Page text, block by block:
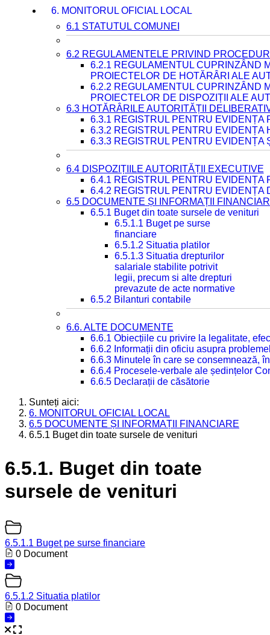
6. MONITORUL OFICIAL LOCAL
6.1 STATUTUL COMUNEI
6.2 REGULAMENTELE PRIVIND
6.2.1 REGULAMENTUL CUPRINZÂND
PROIECTELOR DE HOTĂRÂRI ALE
6.2.2 REGULAMENTUL CUPRINZÂND
PROIECTELOR DE DISPOZIȚII ALE
6.3 HOTĂRÂRILE AUTORITĂȚII
6.3.1 REGISTRUL PENTRU EVIDENȚA
6.3.2 REGISTRUL PENTRU EVIDENȚA
6.3.3 REGISTRUL PENTRU EVIDENȚA
6.4 DISPOZIȚIILE AUTORITĂȚII EXECUTIVE
6.4.1 REGISTRUL PENTRU EVIDENȚA
6.4.2 REGISTRUL PENTRU EVIDENȚA
6.5 DOCUMENTE ȘI INFORMAȚII
6.5.1 Buget din toate sursele de venituri
6.5.1.1 Buget pe surse
financiare
6.5.1.2 Situatia platilor
6.5.1.3 Situatia drepturilor
salariale stabilite potrivit
legii, precum si alte drepturi
prevazute de acte normative
6.5.2 Bilanturi contabile
6.6. ALTE DOCUMENTE
6.6.1 Obiecțiile cu privire la legalitate,
6.6.2 Informații din oficiu asupra
6.6.3 Minutele în care se consemnează,
6.6.4 Procesele-verbale ale ședințelor
6.6.5 Declarații de căsătorie
Sunteți aici:
6. MONITORUL OFICIAL LOCAL
6.5 DOCUMENTE ȘI INFORMAȚII FINANCIARE
6.5.1 Buget din toate sursele de venituri
6.5.1. Buget din toate
sursele de venituri
6.5.1.1 Buget pe surse financiare
0 Document
6.5.1.2 Situatia platilor
0 Document